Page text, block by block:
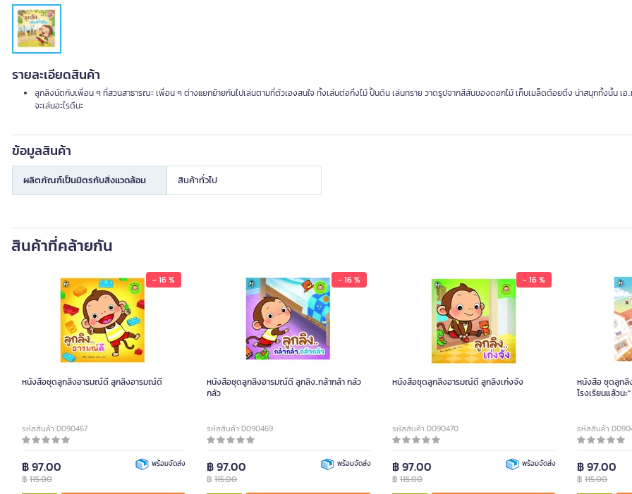
รายละเอียดสินค้า
ลูกลิงนัดกับเพื่อน ๆ ที่สวนสาธารณะ เพื่อน ๆ ต่างแยกย้ายกันไปเล่นตามที่ตัวเองสนใจ ทั้งเล่นต่อกิ่งไม้ ปั้นดิน เล่นทราย วาดรูปจากสีสันของดอกไม้ เก็บเมล็ดต้อยติ่ง น่าสนุกทั้งนั้น เอ
จะเล่นอะไรดีนะ
ข้อมูลสินค้า
ผลิตภัณฑ์เป็นมิตรกับสิ่งแวดล้อม สินค้าทั่วไป
สินค้าที่คล้ายกัน
- 16 %
หนังสือชุดลูกลิงอารมณ์ดี ลูกลิงอารมณ์ดี
รหัสสินค้า D090467
฿ 97.00
฿ 115.00
พร้อมจัดส่ง
- 16 %
หนังสือชุดลูกลิงอารมณ์ดี ลูกลิง..กล้ากล้า กลัว
กลัว
รหัสสินค้า D090469
฿ 97.00
฿115.00
พร้อมจัดส่ง
- 16 %
หนังสือชุดลูกลิงอารมณ์ดี ลูกลิงเก่งจัง
รหัสสินค้า D090470
฿ 97.00
฿ 115.00
พร้อมจัดส่ง
หนังสือ ชุดลูกลิ
โรงเรียนแล้วนะ"
รหัสสินค้า
฿ 97.00
฿115.00